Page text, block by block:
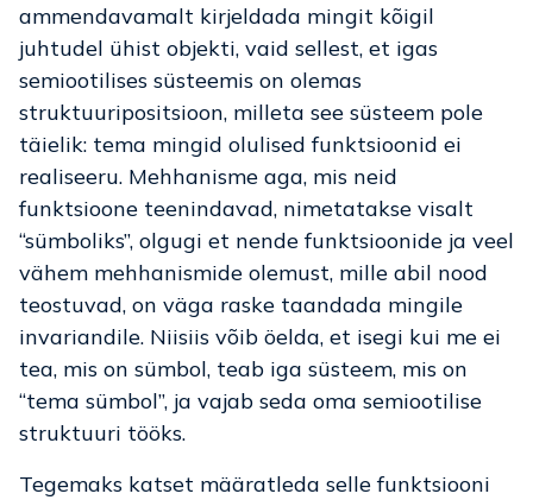
ammendavamalt kirjeldada mingit kõigil
juhtudel ühist objekti, vaid sellest, et igas
semiootilises süsteemis on olemas
struktuuripositsioon, milleta see süsteem pole
täielik: tema mingid olulised funktsioonid ei
realiseeru. Mehhanisme aga, mis neid
funktsioone teenindavad, nimetatakse visalt
“sümboliks”, olgugi et nende funktsioonide ja veel
vähem mehhanismide olemust, mille abil nood
teostuvad, on väga raske taandada mingile
invariandile. Niisiis võib öelda, et isegi kui me ei
tea, mis on sümbol, teab iga süsteem, mis on
“tema sümbol”, ja vajab seda oma semiootilise
struktuuri tööks.
Tegemaks katset määratleda selle funktsiooni